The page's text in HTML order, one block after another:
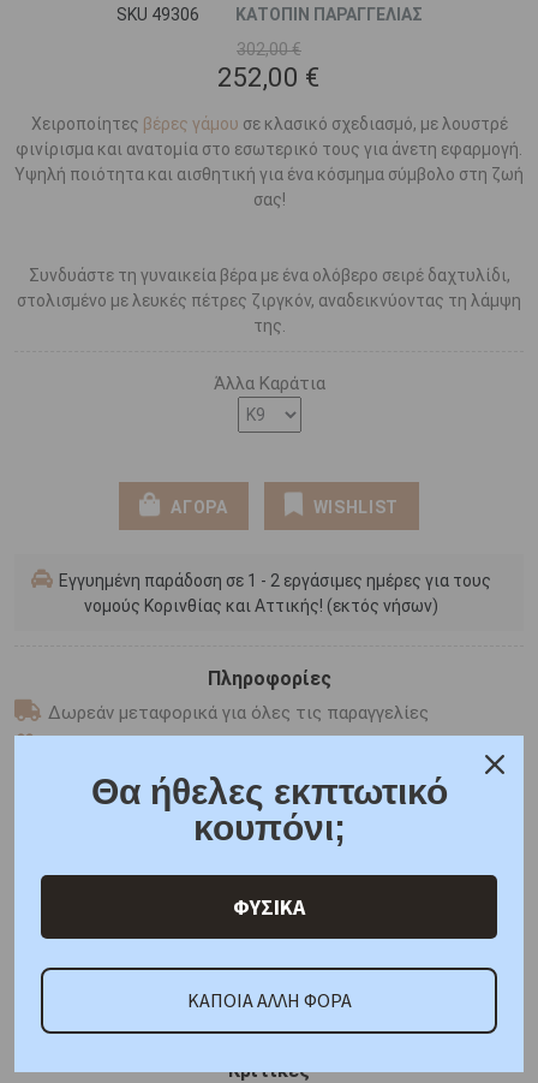
SKU 49306
ΚΑΤΟΠΙΝ ΠΑΡΑΓΓΕΛΙΑΣ
302,00 €
252,00 €
Χειροποίητες βέρες γάμου σε κλασικό σχεδιασμό, με λουστρέ
φινίρισμα και ανατομία στο εσωτερικό τους για άνετη εφαρμογή.
Υψηλή ποιότητα και αισθητική για ένα κόσμημα σύμβολο στη ζωή
σας!
Συνδυάστε τη γυναικεία βέρα με ένα ολόβερο σειρέ δαχτυλίδι,
στολισμένο με λευκές πέτρες ζιργκόν, αναδεικνύοντας τη λάμψη
της.
Άλλα Καράτια
ΑΓΟΡΑ WISHLIST
Εγγυημένη παράδοση σε 1 - 2 εργάσιμες ημέρες για τους
νομούς Κορινθίας και Αττικής! (εκτός νήσων)
Πληροφορίες
Δωρεάν μεταφορικά για όλες τις παραγγελίες
6 άτοκες δόσεις
SHARE THE LOVE
Κριτικές
Θα ήθελες εκπτωτικό
κουπόνι;
ΦΥΣΙΚΑ
ΚΑΠΟΙΑ ΑΛΛΗ ΦΟΡΑ